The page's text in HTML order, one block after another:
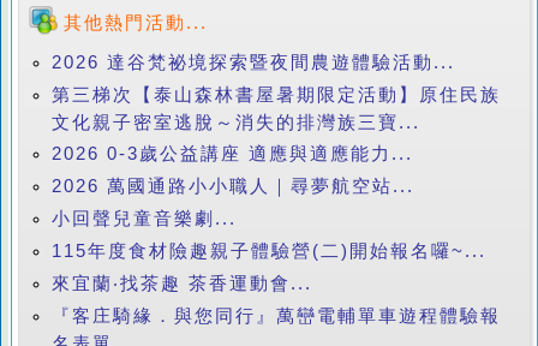
其他熱門活動...
2026 達谷梵祕境探索暨夜間農遊體驗活動...
第三梯次【泰山森林書屋暑期限定活動】原住民族
文化親子密室逃脫～消失的排灣族三寶...
2026 0-3歲公益講座 適應與適應能力...
2026 萬國通路小小職人｜尋夢航空站...
小回聲兒童音樂劇...
115年度食材險趣親子體驗營(二)開始報名囉~...
來宜蘭‧找茶趣 茶香運動會...
『客庄騎緣．與您同行』萬巒電輔單車遊程體驗報